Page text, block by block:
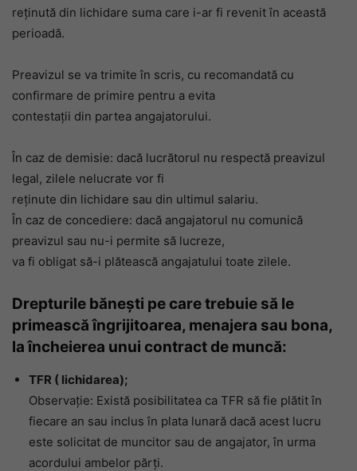
reţinută din lichidare suma care i-ar fi revenit în această
perioadă.
Preavizul se va trimite în scris, cu recomandată cu
confirmare de primire pentru a evita
contestaţii din partea angajatorului.
În caz de demisie: dacă lucrătorul nu respectă preavizul
legal, zilele nelucrate vor fi
reţinute din lichidare sau din ultimul salariu.
În caz de concediere: dacă angajatorul nu comunică
preavizul sau nu-i permite să lucreze,
va fi obligat să-i plătească angajatului toate zilele.
Drepturile bănești pe care trebuie să le
primească îngrijitoarea, menajera sau bona,
la încheierea unui contract de muncă:
TFR ( lichidarea);
Observaţie: Există posibilitatea ca TFR să fie plătit în
fiecare an sau inclus în plata lunară dacă acest lucru
este solicitat de muncitor sau de angajator, în urma
acordului ambelor părți.